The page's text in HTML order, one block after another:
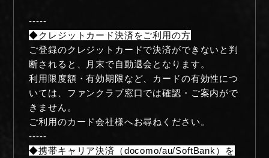
-----
◆クレジットカード決済をご利用の方
ご登録のクレジットカードで決済ができないと判
断されると、月末で自動退会となります。
利用限度額・有効期限など、カードの有効性につ
いては、ファンクラブ窓口では確認・ご案内がで
きません。
ご利用のカード会社様へお尋ねください。
-----
◆携帯キャリア決済（docomo/au/SoftBank）を